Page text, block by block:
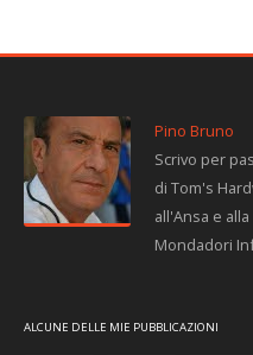
Pino Bruno
Scrivo per
di Tom's
all'Ansa e
Mondadori
ALCUNE DELLE MIE PUBBLICAZIONI